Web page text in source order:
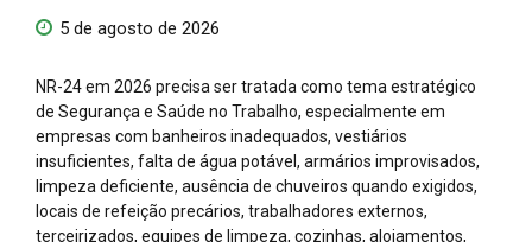
5 de agosto de 2026
NR-24 em 2026 precisa ser tratada como tema estratégico
de Segurança e Saúde no Trabalho, especialmente em
empresas com banheiros inadequados, vestiários
insuficientes, falta de água potável, armários improvisados,
limpeza deficiente, ausência de chuveiros quando exigidos,
locais de refeição precários, trabalhadores externos,
terceirizados, equipes de limpeza, cozinhas, alojamentos,